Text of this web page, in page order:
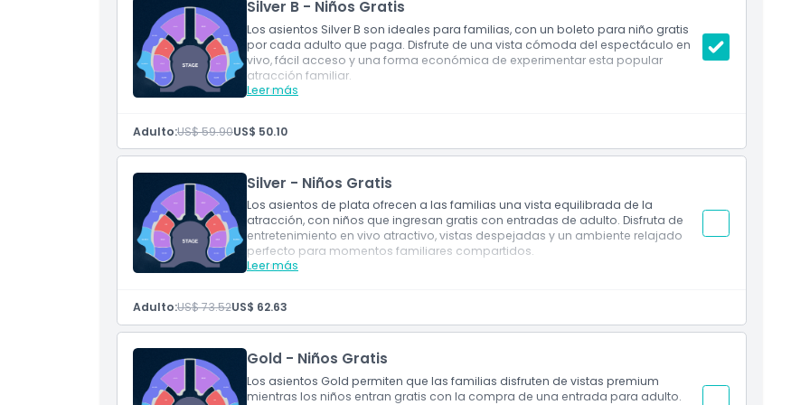
No Adecuado Para
Cosas a Saber
Ubicación
Cómo Canjear
Código de Vestimenta
Términos y Condiciones
Política de Cancelación
Silver B - Niños Gratis
Los asientos Silver B son ideales para familias, con un boleto para niño gratis
por cada adulto que paga. Disfrute de una vista cómoda del espectáculo en
vivo, fácil acceso y una forma económica de experimentar esta popular
atracción familiar.
Leer más
Incluye
Un boleto infantil gratuito por adulto pagado
Acceso al espectáculo en vivo y atracción
Opción de asiento familiar
Adulto:US$ 59.90US$ 50.10
Silver - Niños Gratis
Los asientos de plata ofrecen a las familias una vista equilibrada de la
atracción, con niños que ingresan gratis con entradas de adulto. Disfruta de
entretenimiento en vivo atractivo, vistas despejadas y un ambiente relajado
perfecto para momentos familiares compartidos.
Leer más
Incluye
Un boleto infantil gratuito por adulto
Entrada a la presentación en vivo inmersiva
Ideal para familias y niños
Adulto:US$ 73.52US$ 62.63
Gold - Niños Gratis
Los asientos Gold permiten que las familias disfruten de vistas premium
mientras los niños entran gratis con la compra de una entrada para adulto.